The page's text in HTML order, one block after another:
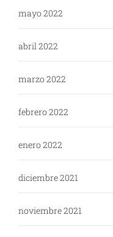
mayo 2022
abril 2022
marzo 2022
febrero 2022
enero 2022
diciembre 2021
noviembre 2021